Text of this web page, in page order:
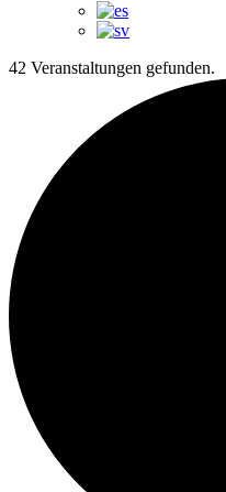
42 Veranstaltungen gefunden.